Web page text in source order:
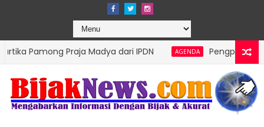
Praja Madya dari IPDN AGENDA Pengprov Squash